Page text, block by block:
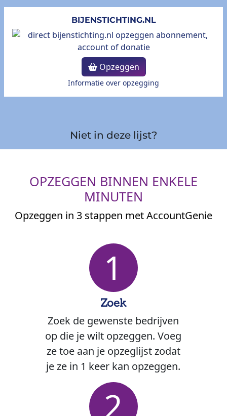
BIJENSTICHTING.NL
Opzeggen
Informatie over opzegging
Niet in deze lijst?
OPZEGGEN BINNEN ENKELE
MINUTEN
Opzeggen in 3 stappen met AccountGenie
1
Zoek
Zoek de gewenste bedrijven
op die je wilt opzeggen. Voeg
ze toe aan je opzeglijst zodat
je ze in 1 keer kan opzeggen.
2